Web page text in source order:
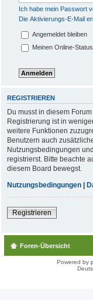
Ich habe mein Passwort
Die Aktivierungs-E-Mail
Angemeldet bleiben
Meinen Online-
REGISTRIEREN
Du musst in diesem
Registrierung ist in
weitere Funktionen
Benutzern auch
Nutzungsbedingungen
registrierst. Bitte beachte
diesem Board bewegst.
Nutzungsbedingungen |
Registrieren
Foren-Übersicht
Powered by